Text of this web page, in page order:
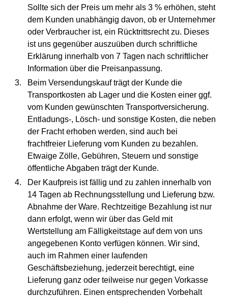
Sollte sich der Preis um mehr als 3 % erhöhen, steht
dem Kunden unabhängig davon, ob er Unternehmer
oder Verbraucher ist, ein Rücktrittsrecht zu. Dieses
ist uns gegenüber auszuüben durch schriftliche
Erklärung innerhalb von 7 Tagen nach schriftlicher
Information über die Preisanpassung.
Beim Versendungskauf trägt der Kunde die
Transportkosten ab Lager und die Kosten einer ggf.
vom Kunden gewünschten Transportversicherung.
Entladungs-, Lösch- und sonstige Kosten, die neben
der Fracht erhoben werden, sind auch bei
frachtfreier Lieferung vom Kunden zu bezahlen.
Etwaige Zölle, Gebühren, Steuern und sonstige
öffentliche Abgaben trägt der Kunde.
Der Kaufpreis ist fällig und zu zahlen innerhalb von
14 Tagen ab Rechnungsstellung und Lieferung bzw.
Abnahme der Ware. Rechtzeitige Bezahlung ist nur
dann erfolgt, wenn wir über das Geld mit
Wertstellung am Fälligkeitstage auf dem von uns
angegebenen Konto verfügen können. Wir sind,
auch im Rahmen einer laufenden
Geschäftsbeziehung, jederzeit berechtigt, eine
Lieferung ganz oder teilweise nur gegen Vorkasse
durchzuführen. Einen entsprechenden Vorbehalt